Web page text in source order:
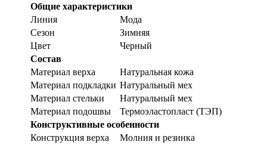
Общие характеристики
Линия
Мода
Сезон
Зимняя
Цвет
Черный
Состав
Материал верха
Натуральная кожа
Материал подкладки Натуральный мех
Материал стельки
Натуральный мех
Материал подошвы
Термоэластопласт (ТЭП)
Конструктивные особенности
Конструкция верха
Молния и резинка